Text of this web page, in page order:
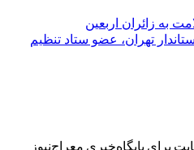
تهران، عضو ستاد تنظیم
برای پایگاه‌خبری معراج‌نیوز